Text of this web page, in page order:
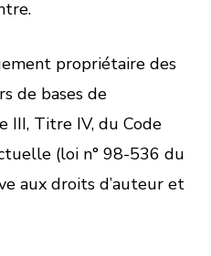
propriétaire des
de bases de
III, Titre IV, du Code
(loi n° 98-536 du
aux droits d’auteur et